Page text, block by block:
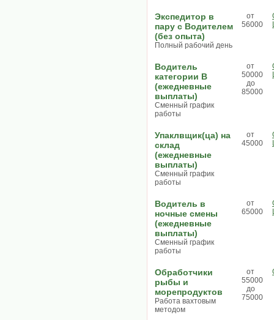
Экспедитор в
пару с Водителем
(без опыта)
Полный рабочий день
от
56000
Водитель
категории В
(ежедневные
выплаты)
Сменный график
работы
от
50000
до
85000
Упаклвщик(ца) на
склад
(ежедневные
выплаты)
Сменный график
работы
от
45000
Водитель в
ночные смены
(ежедневные
выплаты)
Сменный график
работы
от
65000
Обработчики
рыбы и
морепродуктов
Работа вахтовым
методом
от
55000
до
75000